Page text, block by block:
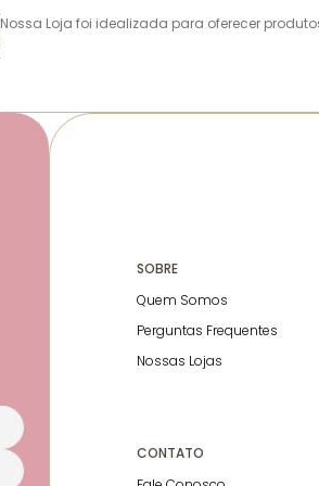
Nossa Loja foi idealizada para oferecer
SOBRE
Quem Somos
Perguntas Frequentes
Nossas Lojas
CONTATO